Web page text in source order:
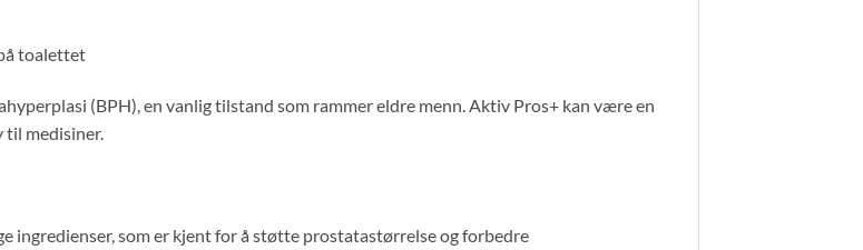
toalettet
(BPH), en vanlig tilstand som rammer eldre menn. Aktiv Pros+ kan være en
til medisiner.
ingredienser, som er kjent for å støtte prostatastørrelse og forbedre